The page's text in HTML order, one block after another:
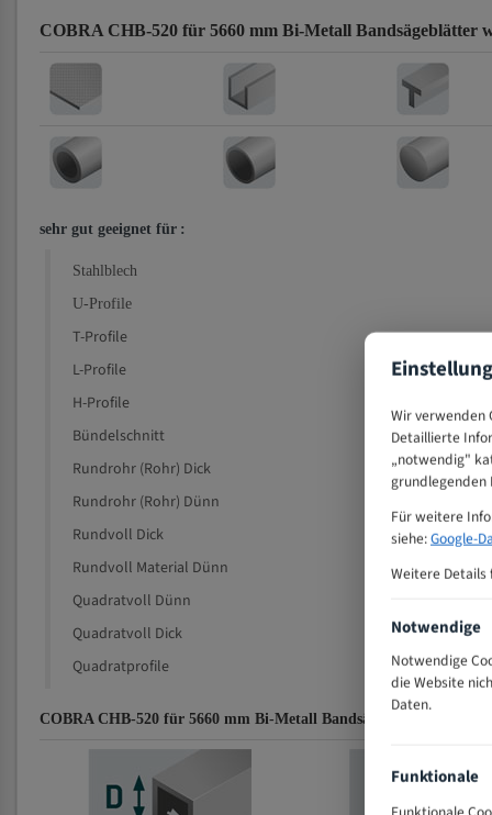
COBRA CHB-520 für 5660 mm Bi-Metall Bandsägeblätter
sehr gut geeignet für :
Stahlblech
U-Profile
T-Profile
L-Profile
H-Profile
Bündelschnitt
Rundrohr (Rohr) Dick
Rundrohr (Rohr) Dünn
Rundvoll Dick
Rundvoll Material Dünn
Quadratvoll Dünn
Quadratvoll Dick
Quadratprofile
COBRA CHB-520 für 5660 mm Bi-Metall Bandsägeblätter
Wir verwenden
Detaillierte
„notwendig"
grundlegenden
Für weitere
siehe:Google-
Weitere Details
Notwendige
Notwendige
die Website
Daten.
Funktionale